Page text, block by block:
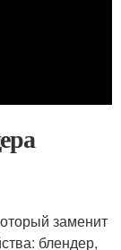
заменит
блендер,